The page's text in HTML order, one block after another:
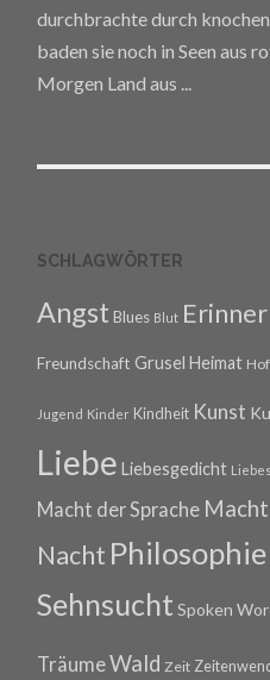
durchbrachte durch
baden sie noch in Seen aus
Morgen Land aus ...
SCHLAGWÖRTER
Angst Blues Blut
Freundschaft Grusel Heimat
Jugend Kinder Kindheit Kunst
Liebe Liebesgedicht
Macht der Sprache
Nacht Philosophie
Sehnsucht Spoken
TräumeWald Zeit